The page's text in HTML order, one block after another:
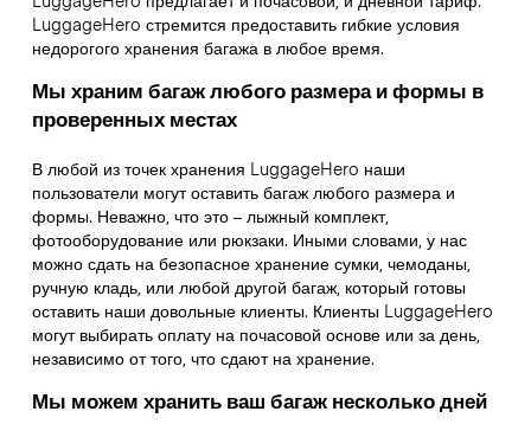
LuggageHero стремится предоставить гибкие условия
недорогого хранения багажа в любое время.
Мы храним багаж любого размера и формы в
проверенных местах
В любой из точек хранения LuggageHero наши
пользователи могут оставить багаж любого размера и
формы. Неважно, что это – лыжный комплект,
фотооборудование или рюкзаки. Иными словами, у нас
можно сдать на безопасное хранение сумки, чемоданы,
ручную кладь, или любой другой багаж, который готовы
оставить наши довольные клиенты. Клиенты LuggageHero
могут выбирать оплату на почасовой основе или за день,
независимо от того, что сдают на хранение.
Мы можем хранить ваш багаж несколько дней